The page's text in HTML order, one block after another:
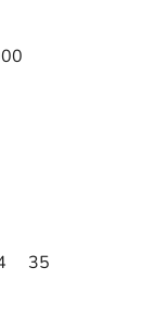
35